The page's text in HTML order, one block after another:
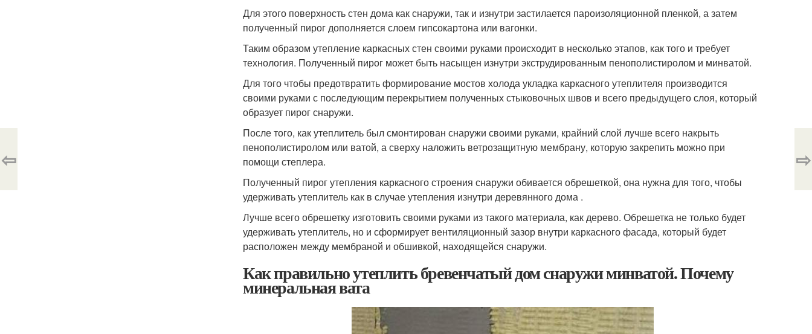
Для этого поверхность стен дома как снаружи, так и изнутри застилается пароизоляционной пленкой, а затем
полученный пирог дополняется слоем гипсокартона или вагонки.
Таким образом утепление каркасных стен своими руками происходит в несколько этапов, как того и требует
технология. Полученный пирог может быть насыщен изнутри экструдированным пенополистиролом и минватой.
Для того чтобы предотвратить формирование мостов холода укладка каркасного утеплителя производится
своими руками с последующим перекрытием полученных стыковочных швов и всего предыдущего слоя, который
образует пирог снаружи.
После того, как утеплитель был смонтирован снаружи своими руками, крайний слой лучше всего накрыть
пенополистиролом или ватой, а сверху наложить ветрозащитную мембрану, которую закрепить можно при
помощи степлера.
Полученный пирог утепления каркасного строения снаружи обивается обрешеткой, она нужна для того, чтобы
удерживать утеплитель как в случае утепления изнутри деревянного дома .
Лучше всего обрешетку изготовить своими руками из такого материала, как дерево. Обрешетка не только будет
удерживать утеплитель, но и сформирует вентиляционный зазор внутри каркасного фасада, который будет
расположен между мембраной и обшивкой, находящейся снаружи.
Как правильно утеплить бревенчатый дом снаружи минватой. Почему
минеральная вата
⇦ ⇨